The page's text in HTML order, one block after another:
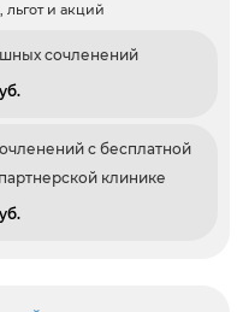
льгот и акций
сочленений
с бесплатной
клинике